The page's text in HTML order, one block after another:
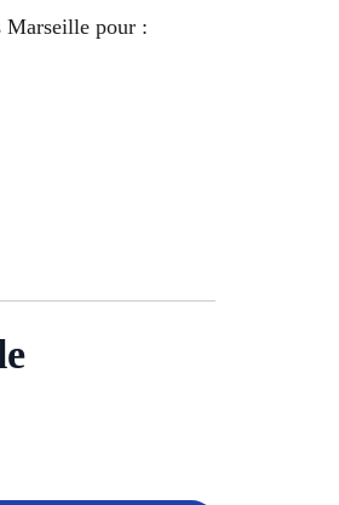
Marseille pour :